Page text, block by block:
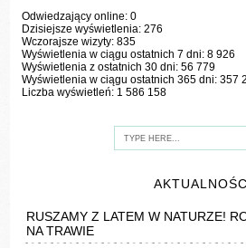
Odwiedzający online:0
Dzisiejsze wyświetlenia:276
Wczorajsze wizyty:835
Wyświetlenia w ciągu ostatnich 7 dni:8 926
Wyświetlenia z ostatnich 30 dni:56 779
Wyświetlenia w ciągu ostatnich 365 dni:357
Liczba wyświetleń: 1 586 158
RUSZAMY Z LATEM W NATURZE!
NA TRAWIE